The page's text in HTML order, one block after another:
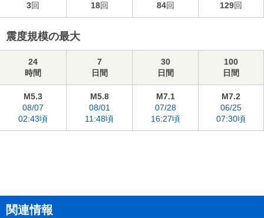
3回 18回 84回 129回
震度規模の最大
24
時間
7
日間
30
日間
100
日間
M5.3
08/07
02:43頃
M5.8
08/01
11:48頃
M7.1
07/28
16:27頃
M7.2
06/25
07:30頃
関連情報